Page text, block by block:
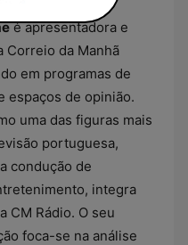
é apresentadora e
Correio da Manhã
em programas de
espaços de opinião.
uma das figuras mais
portuguesa,
condução de
integra
CM Rádio. O seu
foca-se na análise